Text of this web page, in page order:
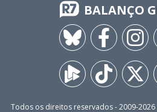
BALANÇO
Todos os direitos reservados - 2009-2026